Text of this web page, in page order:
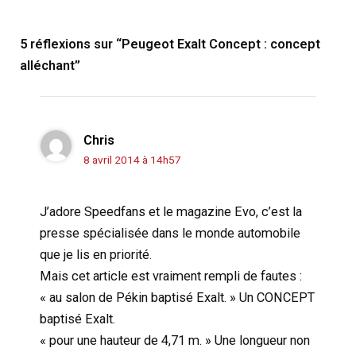
5 réflexions sur “Peugeot Exalt Concept : concept
alléchant”
Chris
8 avril 2014 à 14h57
J’adore Speedfans et le magazine Evo, c’est la
presse spécialisée dans le monde automobile
que je lis en priorité.
Mais cet article est vraiment rempli de fautes :
« au salon de Pékin baptisé Exalt. » Un CONCEPT
baptisé Exalt.
« pour une hauteur de 4,71 m. » Une longueur non